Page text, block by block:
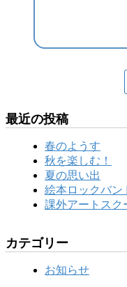
最近の投稿
春のようす
秋を楽しむ！
夏の思い出
絵本ロックバン
課外アートスク
カテゴリー
お知らせ